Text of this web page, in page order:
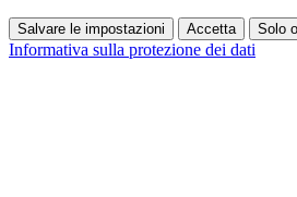
Salvare le impostazioni Accetta Solo
Informativa sulla protezione dei dati